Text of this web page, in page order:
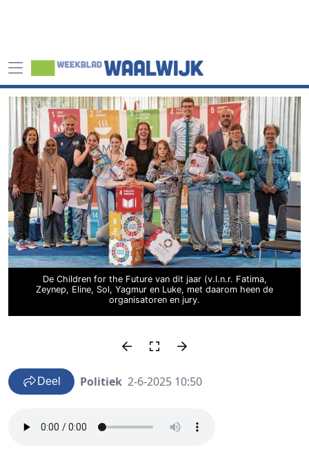
De Children for the Future van dit jaar (v.l.n.r. Fatima,
Zeynep, Eline, Sol, Yagmur en Luke, met daarom heen de
organisatoren en jury.
Deel Politiek 2-6-2025 10:50